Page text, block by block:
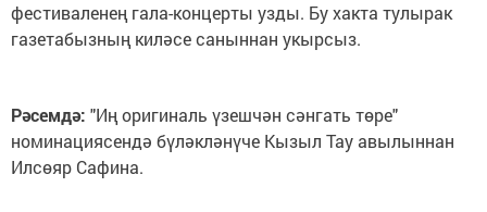
фестиваленең гала-концерты узды. Бу хакта тулырак
газетабызның киләсе саныннан укырсыз.
Рәсемдә: "Иң оригиналь үзешчән сәнгать төре"
номинациясендә бүләкләнүче Кызыл Тау авылыннан
Илсөяр Сафина.